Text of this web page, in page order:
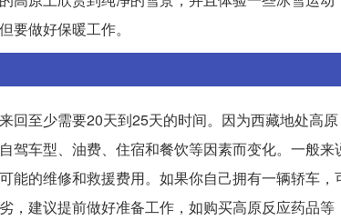
要做好保暖工作。
回至少需要20天到25天的时间。因为西藏地处高
驾车型、油费、住宿和餐饮等因素而变化。一般
能的维修和救援费用。如果你自己拥有一辆轿车
，建议提前做好准备工作，如购买高原反应药品